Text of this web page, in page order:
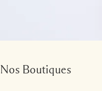
Nos Boutiques